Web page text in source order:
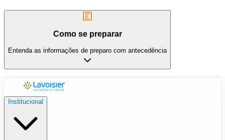
Como se preparar
Entenda as informações de preparo com antecedência
Institucional